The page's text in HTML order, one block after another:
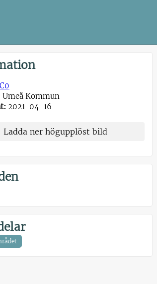
Umeå Kommun
2021-04-16
Ladda ner högupplöst bild